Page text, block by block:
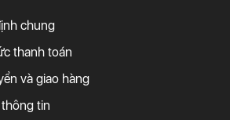
chung
thanh toán
và giao hàng
tin